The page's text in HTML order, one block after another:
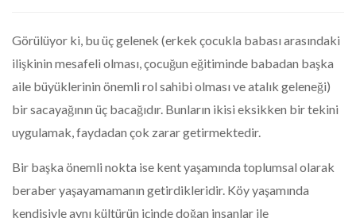
Görülüyor ki, bu üç gelenek (erkek çocukla babası arasındaki
ilişkinin mesafeli olması, çocuğun eğitiminde babadan başka
aile büyüklerinin önemli rol sahibi olması ve atalık geleneği)
bir sacayağının üç bacağıdır. Bunların ikisi eksikken bir tekini
uygulamak, faydadan çok zarar getirmektedir.
Bir başka önemli nokta ise kent yaşamında toplumsal olarak
beraber yaşayamamanın getirdikleridir. Köy yaşamında
kendisiyle aynı kültürün içinde doğan insanlar ile